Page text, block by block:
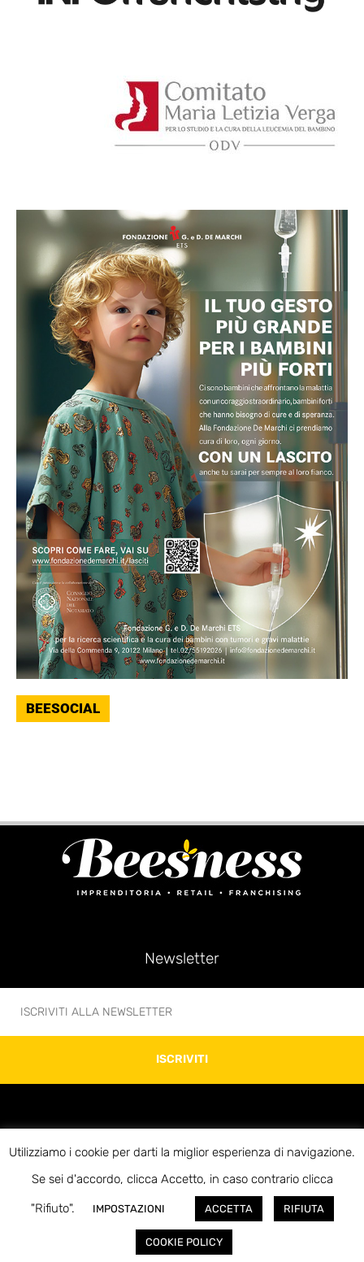
BEESOCIAL
Newsletter
ISCRIVITI
© 2020 Beesness di Giovanni Bonani – P.IVA 10312920969 – Via Soperga 13 –
Credits Roses&Pepper
Utilizziamo i cookie per darti la miglior esperienza di navigazione.
Se sei d'accordo, clicca Accetto, in caso contrario clicca
"Rifiuto".
IMPOSTAZIONI ACCETTA RIFIUTA
COOKIE POLICY